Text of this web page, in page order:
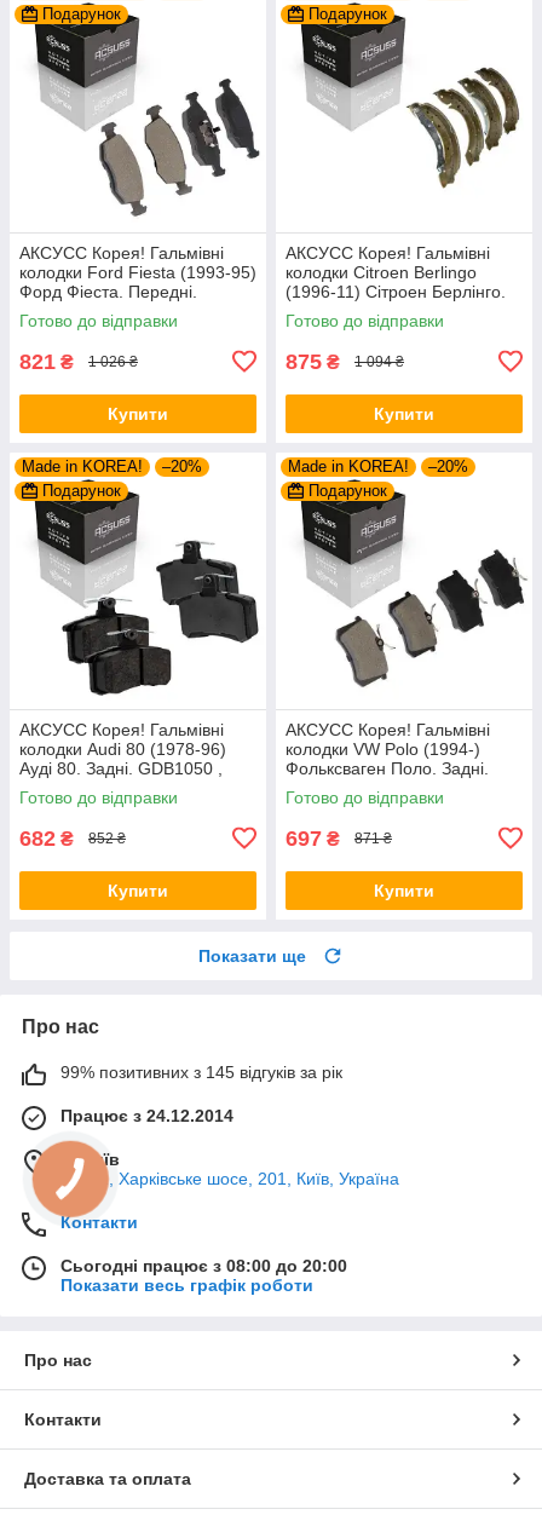
Подарунок
АКСУСС Корея! Гальмівні
колодки Ford Fiesta (1993-95)
Форд Фіеста. Передні.
GDB371 , TAR579 , TAR276
Готово до відправки
821 ₴ 1 026 ₴
Купити
Подарунок
АКСУСС Корея! Гальмівні
колодки Citroen Berlingo
(1996-11) Сітроен Берлінго.
Задні. Барабан. GS8635 ,
FSB567
Готово до відправки
875 ₴ 1 094 ₴
Купити
Made in KOREA!
–20%
Подарунок
АКСУСС Корея! Гальмівні
колодки Audi 80 (1978-96)
Ауді 80. Задні. GDB1050 ,
FDB222
Готово до відправки
682 ₴ 852 ₴
Купити
Made in KOREA!
–20%
Подарунок
АКСУСС Корея! Гальмівні
колодки VW Polo (1994-)
Фольксваген Поло. Задні.
GDB1330 , FDB1083 ,
FDB1491 , FDB4260
Готово до відправки
697 ₴ 871 ₴
Купити
Показати ще
Про нас
99% позитивних з 145 відгуків за рік
Працює з 24.12.2014
м. Київ
02121, Харківське шосе, 201, Київ, Україна
Контакти
Сьогодні працює з 08:00 до 20:00
Показати весь графік роботи
Про нас
Контакти
Доставка та оплата